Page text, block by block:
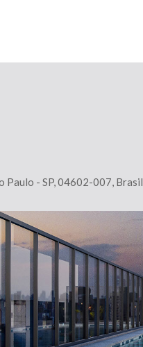
Paulo - SP, 04602-007, Brasil